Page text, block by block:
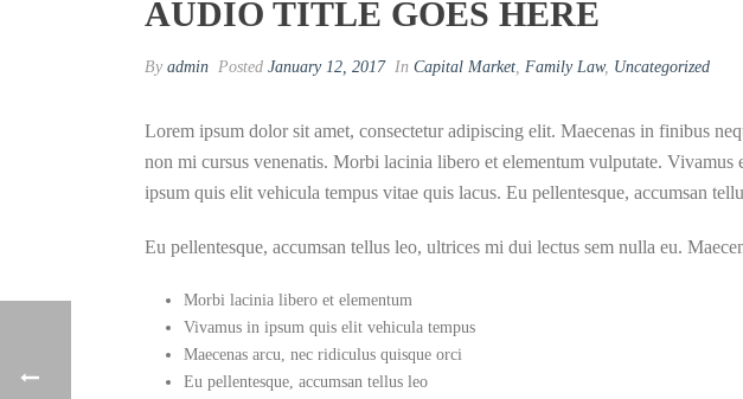
AUDIO TITLE GOES HERE
By admin Posted January 12, 2017 In Capital Market, Family Law, Uncategorized
Lorem ipsum dolor sit amet, consectetur adipiscing elit. Maecenas in finibus
non mi cursus venenatis. Morbi lacinia libero et elementum vulputate. Vivamus
ipsum quis elit vehicula tempus vitae quis lacus. Eu pellentesque, accumsan
Eu pellentesque, accumsan tellus leo, ultrices mi dui lectus sem nulla eu.
Morbi lacinia libero et elementum
Vivamus in ipsum quis elit vehicula tempus
Maecenas arcu, nec ridiculus quisque orci
Eu pellentesque, accumsan tellus leo